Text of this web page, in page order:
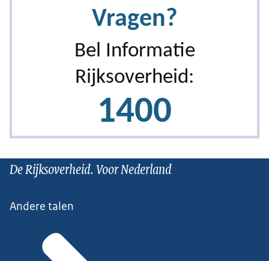
De Rijksoverheid. Voor Nederland
Andere talen